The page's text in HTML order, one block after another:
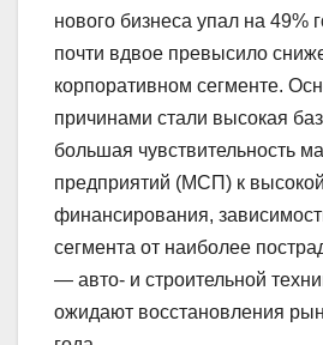
нового бизнеса упал на 49%
почти вдвое превысило
корпоративном сегменте.
причинами стали высокая
большая чувствительность
предприятий (МСП) к
финансирования,
сегмента от наиболее
— авто- и строительной
ожидают восстановления